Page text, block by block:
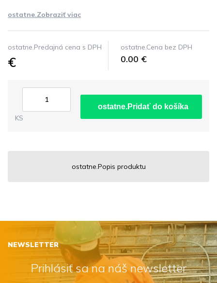
ostatne.Zobraziť viac
ostatne.Predajná cena s DPH
€
ostatne.Cena bez DPH
0.00 €
KS
ostatne.Pridať do košíka
ostatne.Popis produktu
NEWSLETTER
Prihlásiť sa na náš newsletter